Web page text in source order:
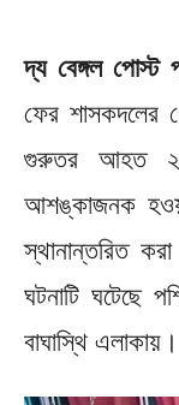
দ্য বেঙ্গল পোস্ট
ফের শাসকদলের
গুরুতর আহত
আশঙ্কাজনক
স্থানান্তরিত
ঘটনাটি ঘটেছে
বাঘাস্থি এলাকায়।